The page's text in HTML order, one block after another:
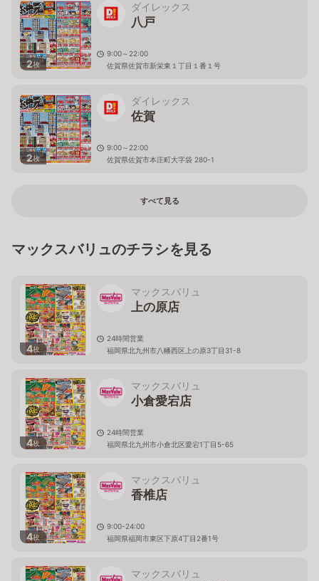
2枚
ダイレックス
八戸
9:00～22:00
佐賀県佐賀市新栄東１丁目１番１号
2枚
ダイレックス
佐賀
9:00～22:00
佐賀県佐賀市本庄町大字袋 280-1
すべて見る
マックスバリュのチラシを見る
4枚
マックスバリュ
上の原店
24時間営業
福岡県北九州市八幡西区上の原3丁目31-8
4枚
マックスバリュ
小倉愛宕店
24時間営業
福岡県北九州市小倉北区愛宕1丁目5-65
4枚
マックスバリュ
香椎店
9:00-24:00
福岡県福岡市東区下原4丁目2番1号
マックスバリュ